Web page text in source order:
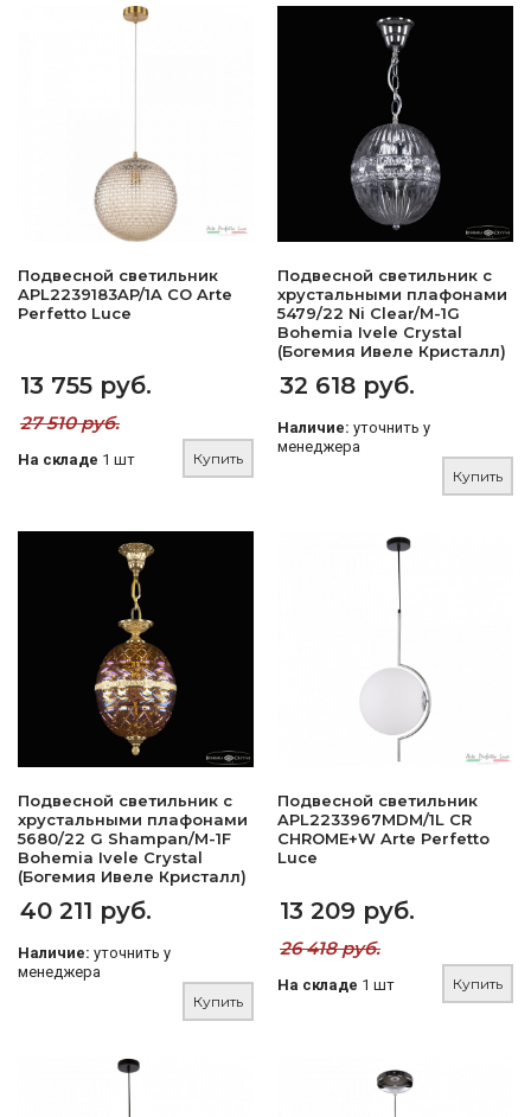
Подвесной светильник
APL2239183AP/1A CO Arte
Perfetto Luce
13 755 руб.
27 510 руб.
На складе 1 шт Купить
Подвесной светильник с
хрустальными плафонами
5479/22 Ni Clear/M-1G
Bohemia Ivele Crystal
(Богемия Ивеле Кристалл)
32 618 руб.
Наличие: уточнить у
менеджера
Купить
Подвесной светильник с
хрустальными плафонами
5680/22 G Shampan/M-1F
Bohemia Ivele Crystal
(Богемия Ивеле Кристалл)
40 211 руб.
Наличие: уточнить у
менеджера
Купить
Подвесной светильник
APL2233967MDM/1L CR
CHROME+W Arte Perfetto
Luce
13 209 руб.
26 418 руб.
На складе 1 шт Купить